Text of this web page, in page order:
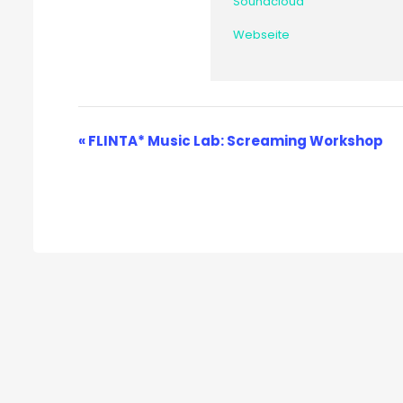
Webseite
Veranstaltung-
«FLINTA* Music Lab: Screaming Workshop